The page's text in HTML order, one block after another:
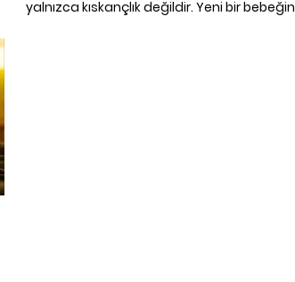
yalnızca kıskançlık değildir. Yeni bir bebeğin